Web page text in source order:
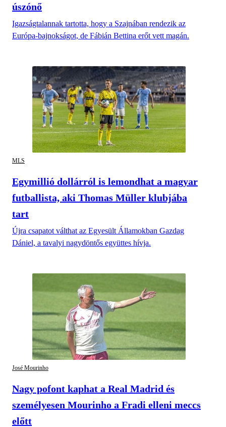
úszónő
Igazságtalannak tartotta, hogy a Szajnában rendezik az
Európa-bajnokságot, de Fábián Bettina erőt vett magán.
MLS
Egymillió dollárról is lemondhat a magyar
futballista, aki Thomas Müller klubjába
tart
Újra csapatot válthat az Egyesült Államokban Gazdag
Dániel, a tavalyi nagydöntős együttes hívja.
José Mourinho
Nagy pofont kaphat a Real Madrid és
személyesen Mourinho a Fradi elleni meccs
előtt